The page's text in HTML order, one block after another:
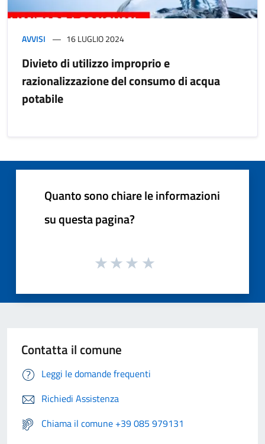
AVVISI 16 LUGLIO 2024
Divieto di utilizzo improprio e
razionalizzazione del consumo di acqua
potabile
Quanto sono chiare le informazioni
su questa pagina?
Contatta il comune
Leggi le domande frequenti
Richiedi Assistenza
Chiama il comune +39 085 979131